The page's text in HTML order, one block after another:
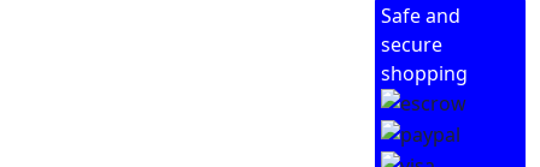
Safe and
secure
shopping